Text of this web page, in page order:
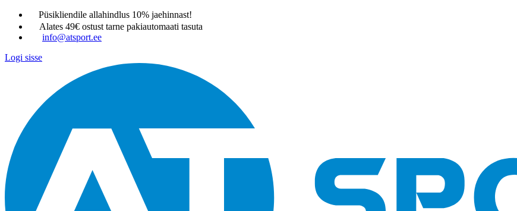
Püsikliendile allahindlus 10% jaehinnast!
Alates 49€ ostust tarne pakiautomaati tasuta
info@atsport.ee
Logi sisse